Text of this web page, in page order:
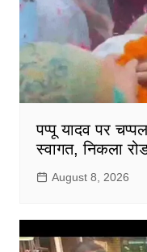
पप्पू यादव पर
स्वागत, निकला
August 8, 2026